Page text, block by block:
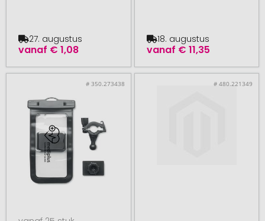
vanaf € 1,08
27. augustus
vanaf € 11,35
18. augustus
# 350.273438 # 480.221349